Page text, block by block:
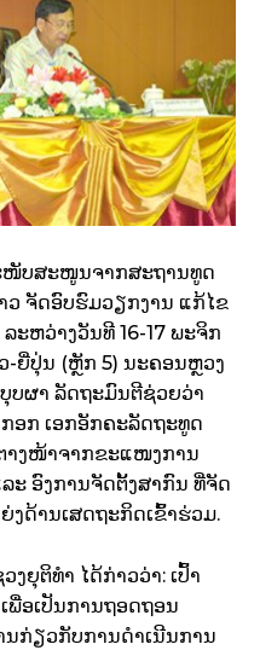
ໜັບສະໜູນ​ຈາກ​ສະຖານທູດ
ວ ຈັດ​ອົບຮົມ​ວຽກ​ງານ ແກ້​ໄຂ​
ະຫວ່າງວັນ​ທີ 16-17 ພະຈິກ
-ຍີ່ປຸ່ນ (ຫຼັກ 5) ນະຄອນຫຼວງ​
ບຜາ ລັດຖະ​ມົນຕີ​ຊ່ວຍ​ວ່າ
ອກ ເອກອັກ​ຄະ​ລັດ​ຖະ​ທູດ
າງໜ້າຈາກ​ຂະແໜງການ​
ະ ອົງການຈັດຕັ້ງ​ສາກົນ ທີ່​ຈັດ​
ດ້ານ​ເສດຖະກິດ​ເຂົ້າ​ຮ່ວມ.
ຍຸຕິ​ທຳ ໄດ້​ກ່າວ​ວ່າ: ເປົ້າ​
ອ​ເປັນ​ການ​ຖອດຖອນ​
ກ່ຽວ​ກັບ​ການ​ດຳເນີນການ​